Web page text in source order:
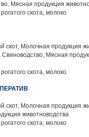
Мясная продукция
скота, молоко
скот, Молочная продукция
Мясная
скота, молоко
скот, Молочная продукция
животноводства
скота, молоко